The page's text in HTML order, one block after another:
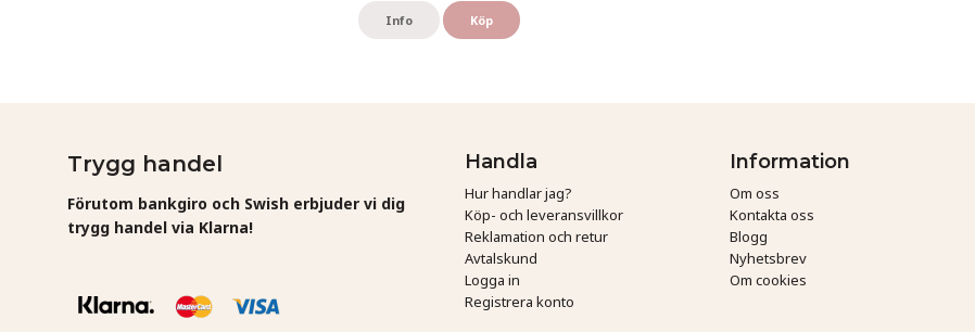
Info Köp
Trygg handel
Förutom bankgiro och Swish erbjuder vi dig
trygg handel via Klarna!
Handla
Hur handlar jag?
Köp- och leveransvillkor
Reklamation och retur
Avtalskund
Logga in
Registrera konto
Information
Om oss
Kontakta oss
Blogg
Nyhetsbrev
Om cookies